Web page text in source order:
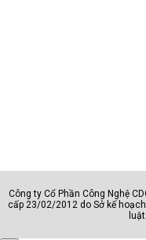
Công ty Cổ Phần Công Nghệ
cấp 23/02/2012 do Sở kế